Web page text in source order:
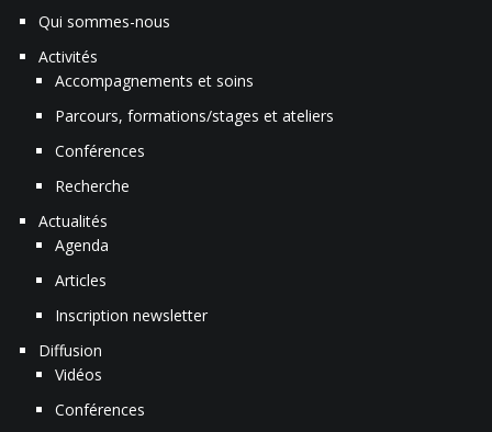
Qui sommes-nous
Activités
Accompagnements et soins
Parcours, formations/stages et ateliers
Conférences
Recherche
Actualités
Agenda
Articles
Inscription newsletter
Diffusion
Vidéos
Conférences